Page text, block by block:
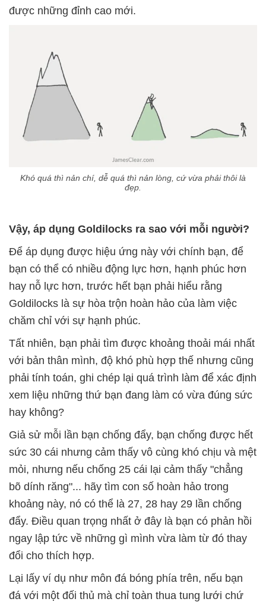
được những đỉnh cao mới.
Khó quá thì nản chí, dễ quá thì nản lòng, cứ vừa phải thôi là
đẹp.
Vậy, áp dụng Goldilocks ra sao với mỗi người?
Để áp dụng được hiệu ứng này với chính bạn, để
bạn có thể có nhiều động lực hơn, hạnh phúc hơn
hay nỗ lực hơn, trước hết bạn phải hiểu rằng
Goldilocks là sự hòa trộn hoàn hảo của làm việc
chăm chỉ với sự hạnh phúc.
Tất nhiên, bạn phải tìm được khoảng thoải mái nhất
với bản thân mình, độ khó phù hợp thế nhưng cũng
phải tính toán, ghi chép lại quá trình làm để xác định
xem liệu những thứ bạn đang làm có vừa đúng sức
hay không?
Giả sử mỗi lần bạn chống đẩy, bạn chống được hết
sức 30 cái nhưng cảm thấy vô cùng khó chịu và mệt
mỏi, nhưng nếu chống 25 cái lại cảm thấy "chẳng
bõ dính răng"... hãy tìm con số hoàn hảo trong
khoảng này, nó có thể là 27, 28 hay 29 lần chống
đẩy. Điều quan trọng nhất ở đây là bạn có phản hồi
ngay lập tức về những gì mình vừa làm từ đó thay
đổi cho thích hợp.
Lại lấy ví dụ như môn đá bóng phía trên, nếu bạn
đá với một đối thủ mà chỉ toàn thua tung lưới chứ